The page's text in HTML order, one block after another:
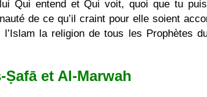
Qui entend et Qui voit, quoi que tu
de ce qu’il craint pour elle soient
la religion de tous les Prophètes
et Al-Marwah